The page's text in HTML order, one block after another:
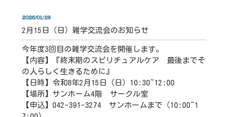
2026/01/29
2月15日（日）雑学交流会のお知らせ
今年度3回目の雑学交流会を開催します。
【内容】『終末期のスピリチュアルケア 最後までそ
の人らしく生きるために』
【日時】令和8年2月15日（日）10:30~12:00
【場所】サンホーム4階 サークル室
【申込】042-391-3274 サンホームまで（10:00~1